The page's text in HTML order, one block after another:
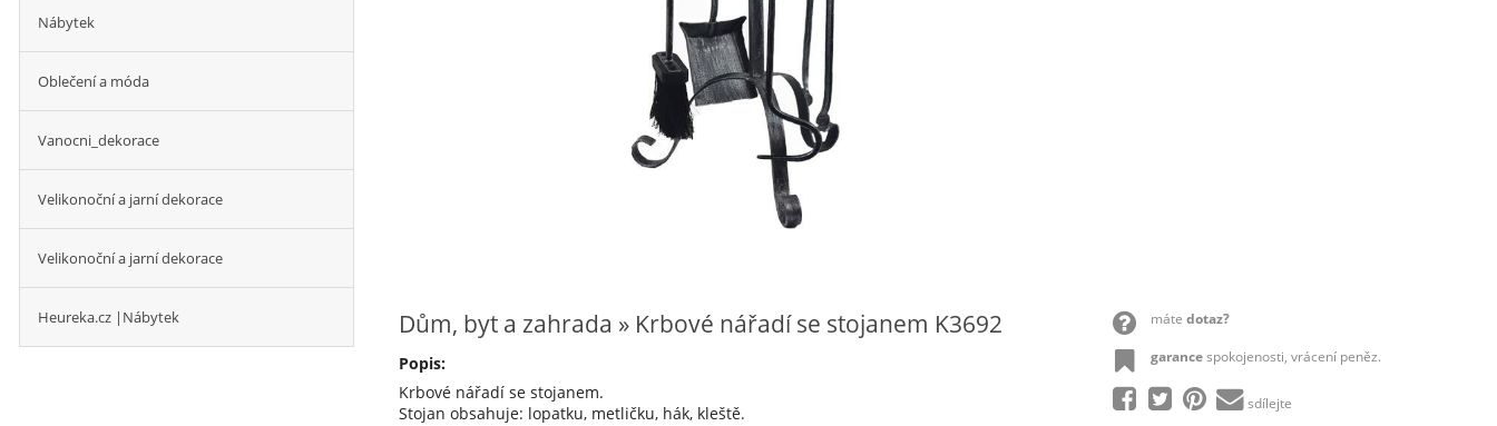
máte dotaz?
garancespokojenosti, vrácení peněz.
sdílejte
Dům, byt a zahrada » Krbové nářadí se stojanem K3692
Popis:
Krbové nářadí se stojanem.
Stojan obsahuje: lopatku, metličku, hák, kleště.
Nábytek
Oblečení a móda
Vanocni_dekorace
Velikonoční a jarní dekorace
Velikonoční a jarní dekorace
Heureka.cz |Nábytek